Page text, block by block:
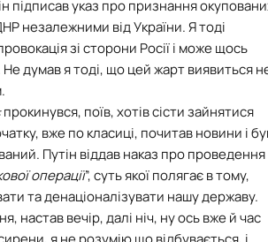
підписав указ про признання
незалежними від України. Я тоді
зі сторони Росії і може щось
думав я тоді, що цей жарт виявиться
прокинувся, поїв, хотів сісти зайнятися
вже по класиці, почитав новини і
Путін віддав наказ про проведення
операції”, суть якої полягає в тому,
та денаціоналізувати нашу державу.
настав вечір, далі ніч, ну ось вже й час